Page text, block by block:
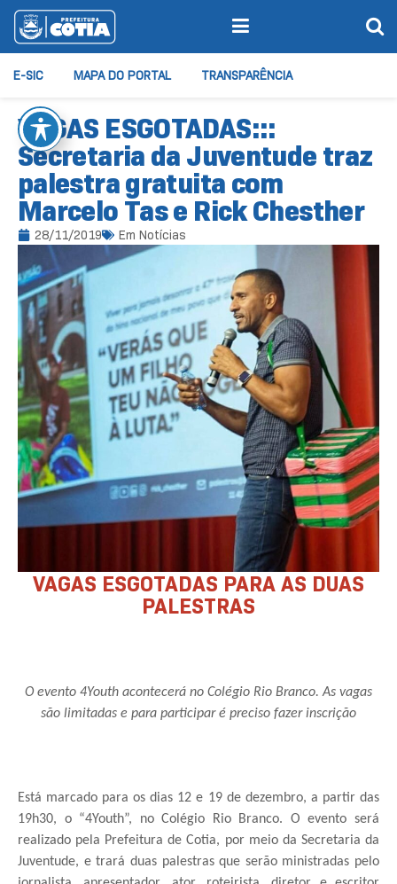
E-SIC MAPA DO PORTAL TRANSPARÊNCIA
VAGAS ESGOTADAS:::
Secretaria da Juventude traz
palestra gratuita com
Marcelo Tas e Rick Chesther
28/11/2019 Em Notícias
VAGAS ESGOTADAS PARA AS DUAS
PALESTRAS
O evento 4Youth acontecerá no Colégio Rio Branco. As vagas
são limitadas e para participar é preciso fazer inscrição
Está marcado para os dias 12 e 19 de dezembro, a partir das
19h30, o “4Youth”, no Colégio Rio Branco. O evento será
realizado pela Prefeitura de Cotia, por meio da Secretaria da
Juventude, e trará duas palestras que serão ministradas pelo